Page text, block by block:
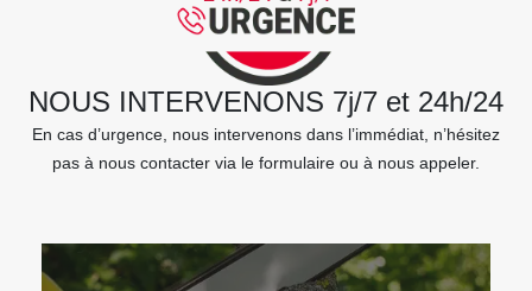
NOUS INTERVENONS 7j/7 et 24h/24
En cas d’urgence, nous intervenons dans l’immédiat, n’hésitez
pas à nous contacter via le formulaire ou à nous appeler.